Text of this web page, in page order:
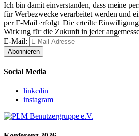
Ich bin damit einverstanden, dass meine
für Werbezwecke verarbeitet werden und
per E-Mail erfolgt. Die erteilte
Wirkung für die Zukunft in jeder
E-Mail:
Abonnieren
Social Media
linkedin
instagram